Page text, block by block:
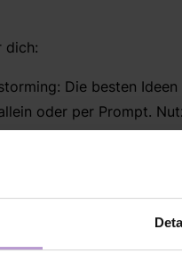
dich:
Die besten
oder per Prompt.
im KI-Zeitalter: Was
Zeig dich,